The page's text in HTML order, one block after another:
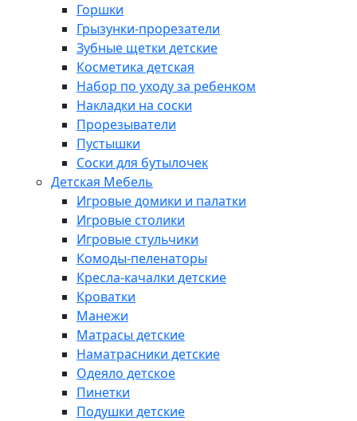
Горшки
Грызунки-прорезатели
Зубные щетки детские
Косметика детская
Набор по уходу за ребенком
Накладки на соски
Прорезыватели
Пустышки
Соски для бутылочек
Детская Мебель
Игровые домики и палатки
Игровые столики
Игровые стульчики
Комоды-пеленаторы
Кресла-качалки детские
Кроватки
Манежи
Матрасы детские
Наматрасники детские
Одеяло детское
Пинетки
Подушки детские